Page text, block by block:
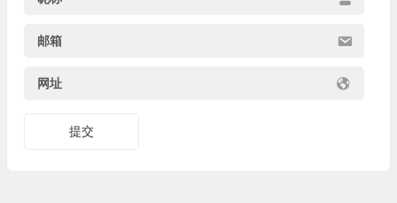
邮箱
网址
提交